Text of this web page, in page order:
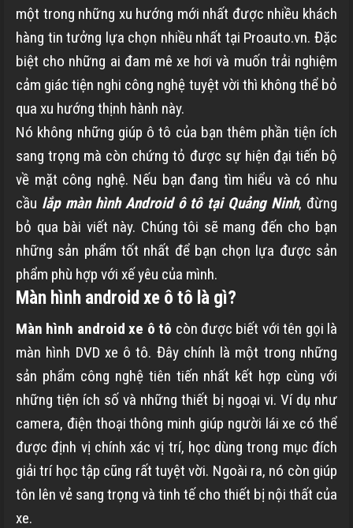
một trong những xu hướng mới nhất được nhiều khách
hàng tin tưởng lựa chọn nhiều nhất tại Proauto.vn. Đặc
biệt cho những ai đam mê xe hơi và muốn trải nghiệm
cảm giác tiện nghi công nghệ tuyệt vời thì không thể bỏ
qua xu hướng thịnh hành này.
Nó không những giúp ô tô của bạn thêm phần tiện ích
sang trọng mà còn chứng tỏ được sự hiện đại tiến bộ
về mặt công nghệ. Nếu bạn đang tìm hiểu và có nhu
cầu lắp màn hình Android ô tô tại Quảng Ninh, đừng
bỏ qua bài viết này. Chúng tôi sẽ mang đến cho bạn
những sản phẩm tốt nhất để bạn chọn lựa được sản
phẩm phù hợp với xế yêu của mình.
Màn hình android xe ô tô là gì?
Màn hình android xe ô tô còn được biết với tên gọi là
màn hình DVD xe ô tô. Đây chính là một trong những
sản phẩm công nghệ tiên tiến nhất kết hợp cùng với
những tiện ích số và những thiết bị ngoại vi. Ví dụ như
camera, điện thoại thông minh giúp người lái xe có thể
được định vị chính xác vị trí, học dùng trong mục đích
giải trí học tập cũng rất tuyệt vời. Ngoài ra, nó còn giúp
tôn lên vẻ sang trọng và tinh tế cho thiết bị nội thất của
xe.